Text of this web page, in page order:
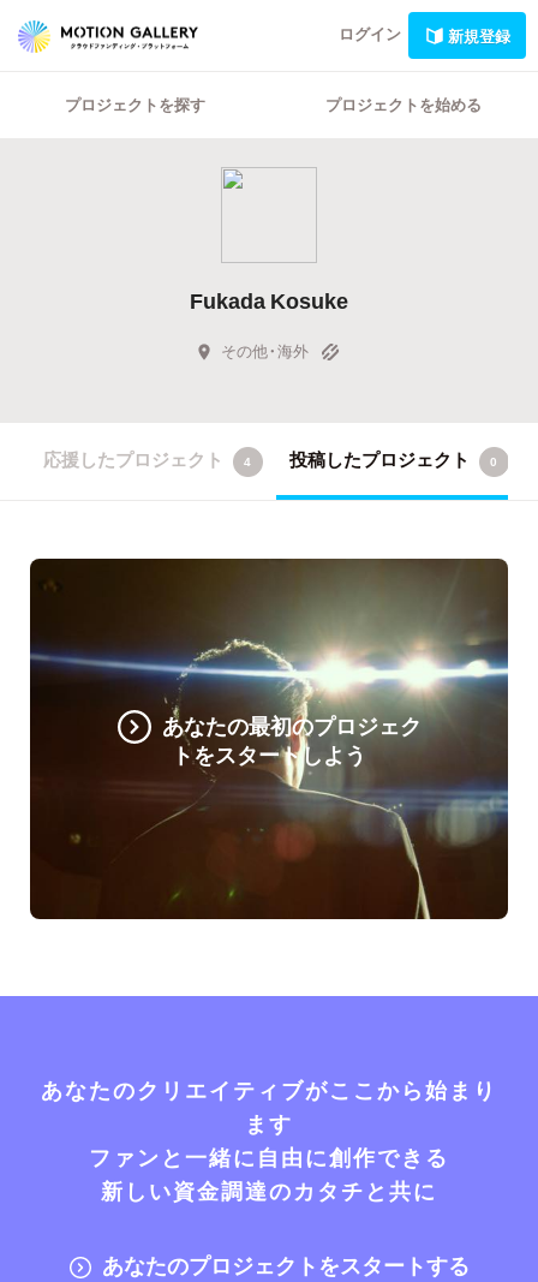
ログイン 新規登録
プロジェクトを探す プロジェクトを始める
Fukada Kosuke
その他・海外
応援したプロジェクト 4 投稿したプロジェクト 0
あなたの最初のプロジェク
トをスタートしよう
あなたのクリエイティブがここから始まり
ます
ファンと一緒に自由に創作できる
新しい資金調達のカタチと共に
あなたのプロジェクトをスタートする